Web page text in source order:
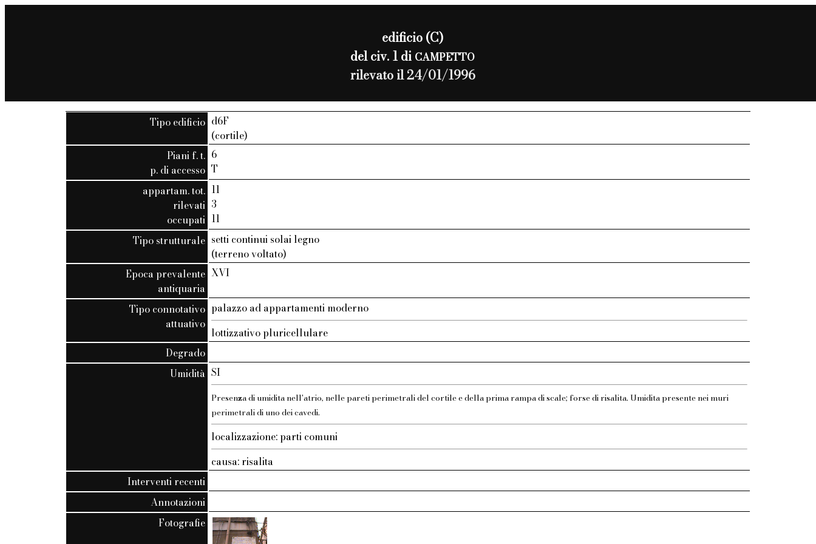
edificio (C)
del civ. 1 di CAMPETTO
rilevato il 24/01/1996
Tipo edificio d6F
(cortile)
Piani f. t.
p. di accesso
6
T
appartam. tot.
rilevati
occupati
11
3
11
Tipo strutturale setti continui solai legno
(terreno voltato)
Epoca prevalente
antiquaria
XVI
Tipo connotativo
attuativo
palazzo ad appartamenti moderno
lottizzativo pluricellulare
Degrado
Umidità SI
Presenza di umidita nell'atrio, nelle pareti perimetrali del cortile e della prima rampa di scale; forse di risalita. Umidita presente nei muri
perimetrali di uno dei cavedi.
localizzazione: parti comuni
causa: risalita
Interventi recenti
Annotazioni
Fotografie